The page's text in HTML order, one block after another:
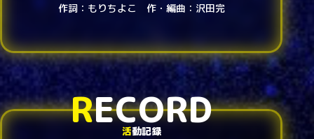
作詞：もりちよこ 作・編曲：沢田完
RECORD
活動記録